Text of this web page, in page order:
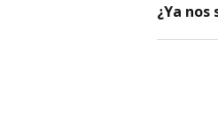
¿Ya nos